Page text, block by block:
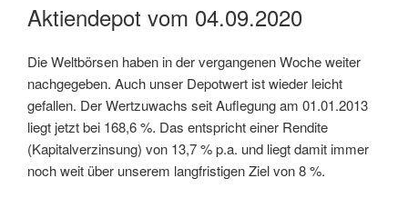
Aktiendepot vom 04.09.2020
Die Weltbörsen haben in der vergangenen Woche weiter
nachgegeben. Auch unser Depotwert ist wieder leicht
gefallen. Der Wertzuwachs seit Auflegung am 01.01.2013
liegt jetzt bei 168,6 %. Das entspricht einer Rendite
(Kapitalverzinsung) von 13,7 % p.a. und liegt damit immer
noch weit über unserem langfristigen Ziel von 8 %.